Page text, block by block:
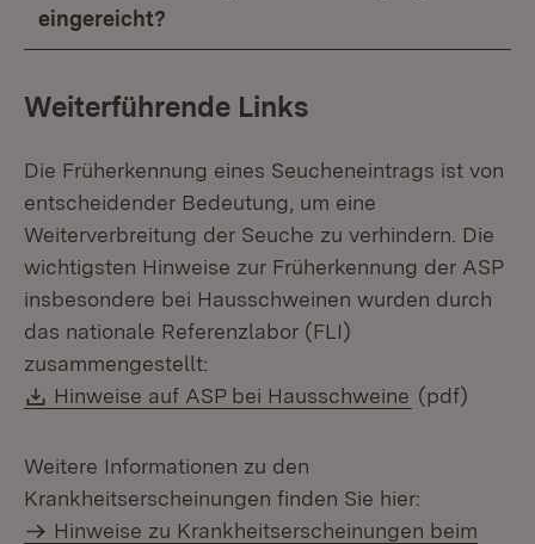
eingereicht?
Weiterführende Links
Die Früherkennung eines Seucheneintrags ist von
entscheidender Bedeutung, um eine
Weiterverbreitung der Seuche zu verhindern. Die
wichtigsten Hinweise zur Früherkennung der ASP
insbesondere bei Hausschweinen wurden durch
das nationale Referenzlabor (FLI)
zusammengestellt:
Download:
Hinweise auf ASP bei Hausschweine (pdf)
Weitere Informationen zu den
Krankheitserscheinungen finden Sie hier:
Hinweise zu Krankheitserscheinungen beim